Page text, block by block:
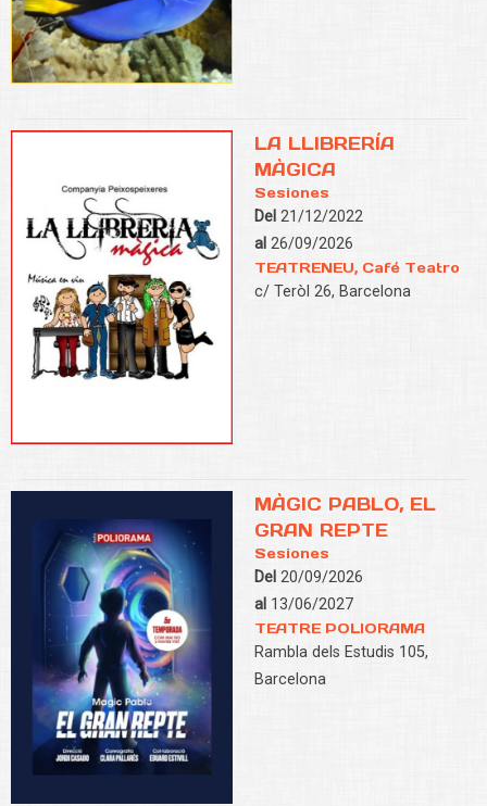
LA LLIBRERÍA
MÀGICA
Sesiones
Del 21/12/2022
al 26/09/2026
TEATRENEU, Café Teatro
c/ Teròl 26, Barcelona
MÀGIC PABLO, EL
GRAN REPTE
Sesiones
Del 20/09/2026
al 13/06/2027
TEATRE POLIORAMA
Rambla dels Estudis 105,
Barcelona